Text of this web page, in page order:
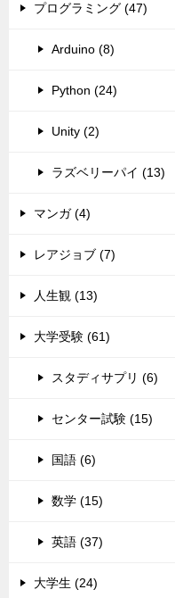
プログラミング (47)
Arduino (8)
Python (24)
Unity (2)
ラズベリーパイ (13)
マンガ (4)
レアジョブ (7)
人生観 (13)
大学受験 (61)
スタディサプリ (6)
センター試験 (15)
国語 (6)
数学 (15)
英語 (37)
大学生 (24)